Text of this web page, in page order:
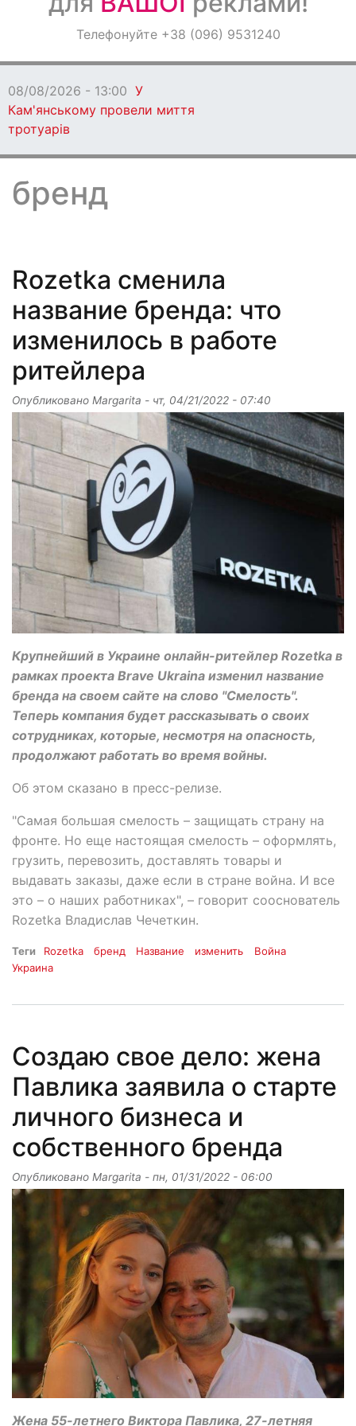
ОголошенняТелефонуйте +38 (096) 9531240
08/08/2026 - 13:00 У
Кам'янському провели миття
тротуарів
бренд
Rozetka сменила
название бренда: что
изменилось в работе
ритейлера
Опубликовано Margarita - чт, 04/21/2022 - 07:40
Крупнейший в Украине онлайн-ритейлер Rozetka в
рамках проекта Brave Ukraina изменил название
бренда на своем сайте на слово "Смелость".
Теперь компания будет рассказывать о своих
сотрудниках, которые, несмотря на опасность,
продолжают работать во время войны.
Об этом сказано в пресс-релизе.
"Самая большая смелость – защищать страну на
фронте. Но еще настоящая смелость – оформлять,
грузить, перевозить, доставлять товары и
выдавать заказы, даже если в стране война. И все
это – о наших работниках", – говорит сооснователь
Rozetka Владислав Чечеткин.
Теги Rozetka бренд Название изменить
Война
Украина
Создаю свое дело: жена
Павлика заявила о старте
личного бизнеса и
собственного бренда
Опубликовано Margarita - пн, 01/31/2022 - 06:00
Жена 55-летнего Виктора Павлика, 27-летняя